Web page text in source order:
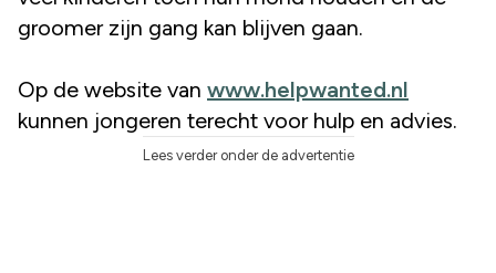
groomer zijn gang kan blijven gaan.
Op de website van www.helpwanted.nl
kunnen jongeren terecht voor hulp en advies.
Lees verder onder de advertentie